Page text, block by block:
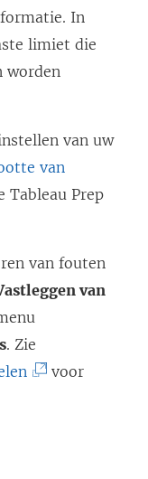
In
limiet die
worden
van uw
van
Tableau Prep
van fouten
van
. Zie
voor